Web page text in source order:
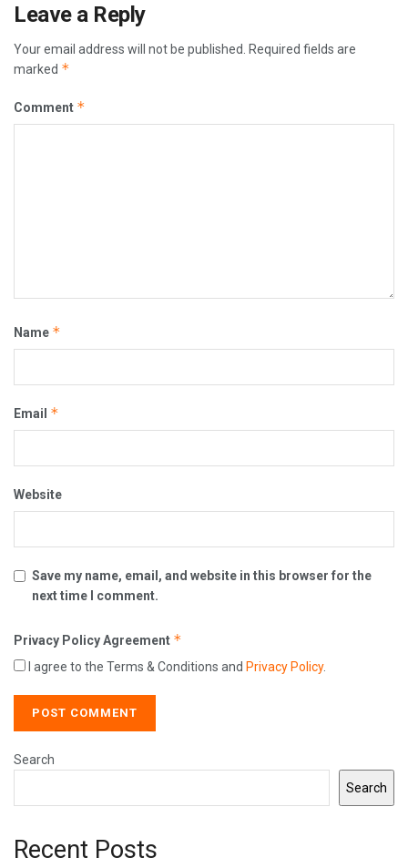
Leave a Reply
Your email address will not be published.
Required fields are
marked *
Comment *
Name *
Email *
Website
Save my name, email, and website in this browser for the
next time I comment.
Privacy Policy Agreement *
I agree to the Terms & Conditions and Privacy Policy.
Search
Search
Recent Posts